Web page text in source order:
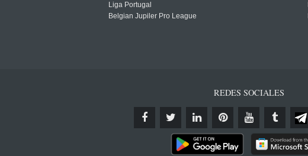
Liga Portugal
Belgian Jupiler Pro League
REDES SOCIALES